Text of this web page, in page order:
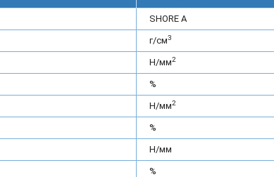
SHORE A
г/см3
Н/мм2
%
Н/мм2
%
Н/мм
%